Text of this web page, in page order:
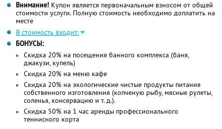
Внимание! Купон является первоначальным взносом от общей
стоимости услуги. Полную стоимость необходимо доплатить на
месте
В стоимость входит:
БОНУСЫ:
Скидка 20% на посещения банного комплекса (баня,
джакузи, купель)
Скидка 20% на меню кафе
Скидка 20% на экологические чистые продукты питания
собственного изготовления (копченую рыбу, мясные рулеты,
соленья, консервацию и т. д.).
Скидка 50% на 1 час аренды профессионального
теннисного корта